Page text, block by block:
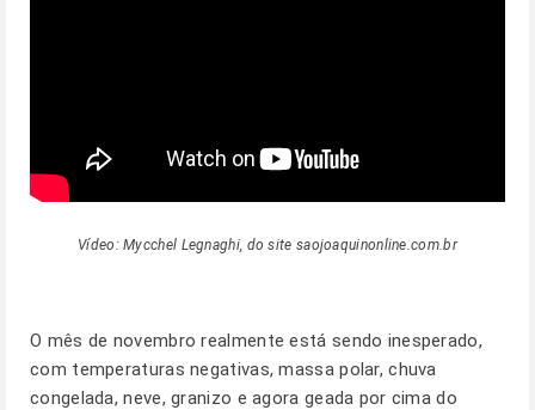
Vídeo: Mycchel Legnaghi, do site saojoaquinonline.com.br
O mês de novembro realmente está sendo inesperado,
com temperaturas negativas, massa polar, chuva
congelada, neve, granizo e agora geada por cima do